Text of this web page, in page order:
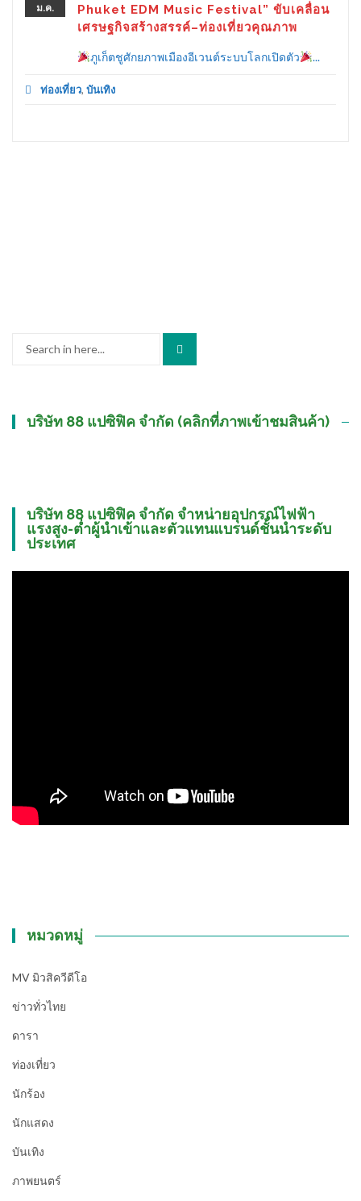
ม.ค.
Phuket EDM Music Festival” ขับเคลื่อน
เศรษฐกิจสร้างสรรค์–ท่องเที่ยวคุณภาพ
ภูเก็ตชูศักยภาพเมืองอีเวนต์ระบบโลกเปิดตัว ...
ท่องเที่ยว, บันเทิง
บริษัท 88 แปซิฟิค จำกัด (คลิกที่ภาพเข้าชมสินค้า)
บริษัท 88 แปซิฟิค จำกัด จำหน่ายอุปกรณ์ไฟฟ้า
แรงสูง-ต่ำผู้นำเข้าและตัวแทนแบรนด์ชั้นนำระดับ
ประเทศ
หมวดหมู่
MV มิวสิควีดีโอ
ข่าวทั่วไทย
ดารา
ท่องเที่ยว
นักร้อง
นักแสดง
บันเทิง
ภาพยนตร์